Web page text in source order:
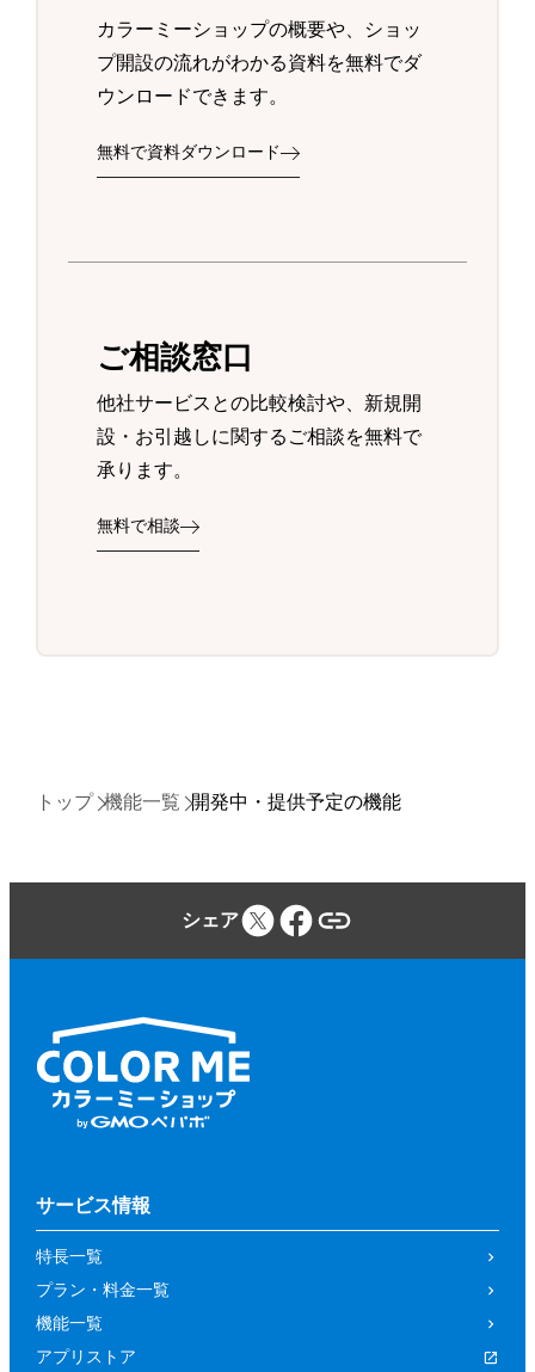
カラーミーショップの概要や、ショッ
プ開設の流れがわかる資料を無料でダ
ウンロードできます。
無料で資料ダウンロード
ご相談窓口
他社サービスとの比較検討や、新規開
設・お引越しに関するご相談を無料で
承ります。
無料で相談
トップ 機能一覧 開発中・提供予定の機能
シェア
サービス情報
特長一覧
プラン・料金一覧
機能一覧
アプリストア